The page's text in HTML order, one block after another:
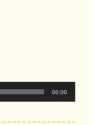
00:00